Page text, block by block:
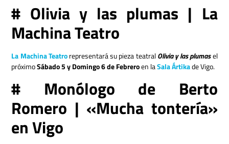
# Olivia y las plumas | La
Machina Teatro
La Machina Teatro representará su pieza teatralOlivia y las plumasel
próximoSábado 5 y Domingo 6 de Febreroen laSala Ártikade Vigo.
# Monólogo de Berto
Romero | «Mucha tontería»
en Vigo